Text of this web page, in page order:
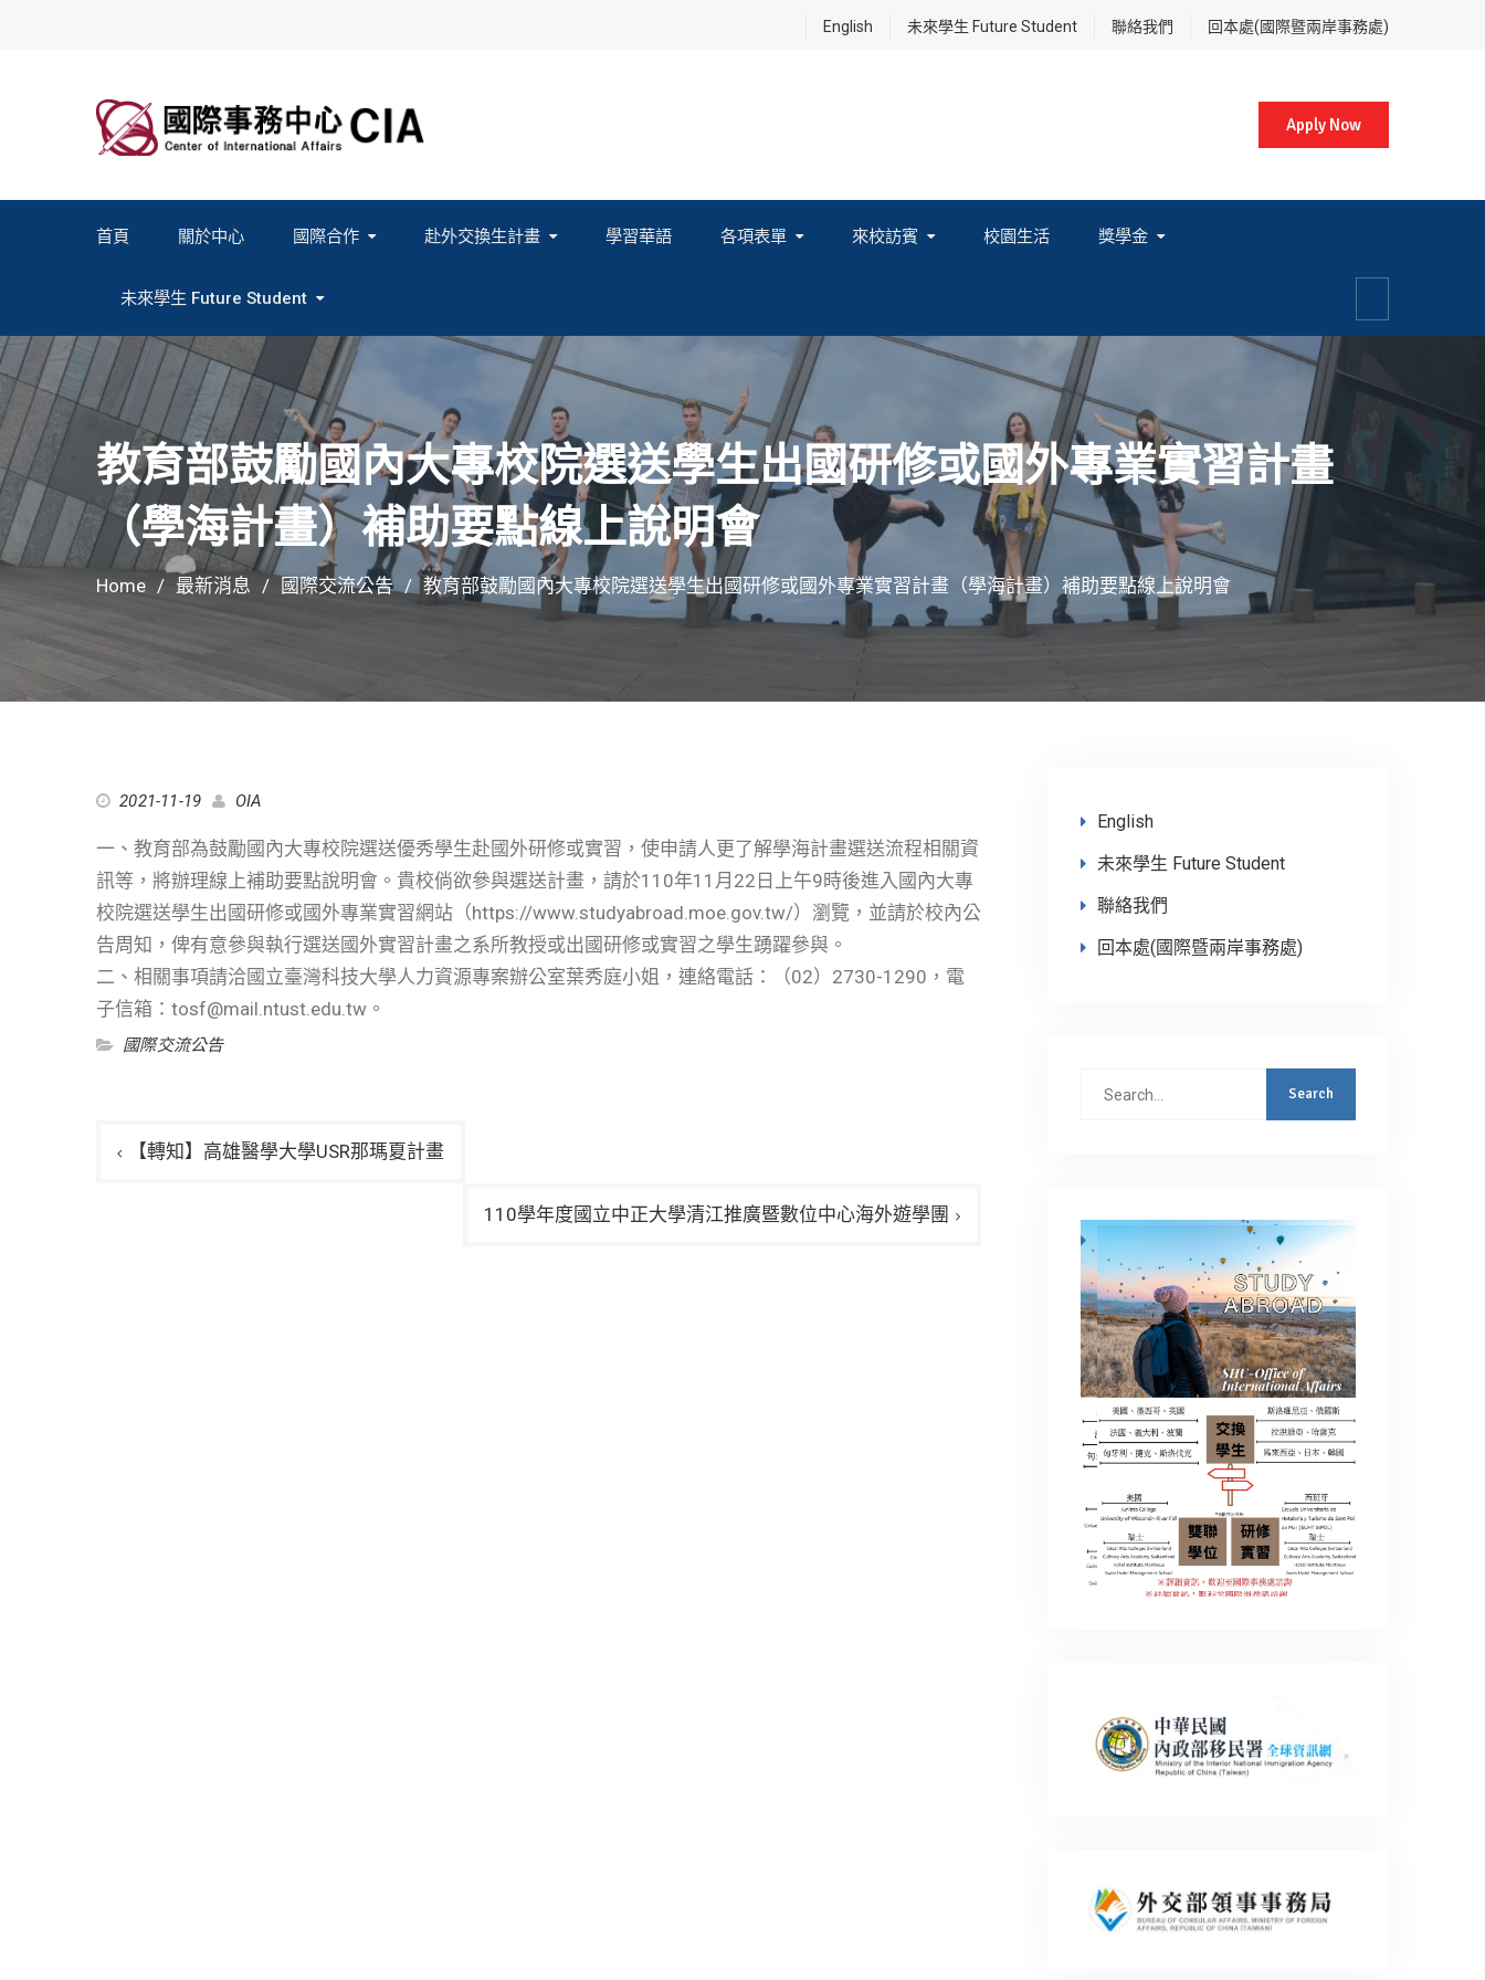
English 未來學生 Future Student 聯絡我們 回本處(國際暨兩岸事務處)
Apply Now
首頁 關於中心 國際合作 赴外交換生計畫 學習華語 各項表單 來校訪賓 校園生活 獎學金
未來學生 Future Student
教育部鼓勵國內大專校院選送學生出國研修或國外專業實習計畫
（學海計畫）補助要點線上說明會
Home 最新消息 國際交流公告 教育部鼓勵國內大專校院選送學生出國研修或國外專業實習計畫（學海計畫）補助要點線上說明會
2021-11-19 OIA
一、教育部為鼓勵國內大專校院選送優秀學生赴國外研修或實習，使申請人更了解學海計畫選送流程相關資
訊等，將辦理線上補助要點說明會。貴校倘欲參與選送計畫，請於110年11月22日上午9時後進入國內大專
校院選送學生出國研修或國外專業實習網站（https://www.studyabroad.moe.gov.tw/）瀏覽，並請於校內公
告周知，俾有意參與執行選送國外實習計畫之系所教授或出國研修或實習之學生踴躍參與。
二、相關事項請洽國立臺灣科技大學人力資源專案辦公室葉秀庭小姐，連絡電話：（02）2730-1290，電
子信箱：tosf@mail.ntust.edu.tw。
國際交流公告
【轉知】高雄醫學大學USR那瑪夏計畫
110學年度國立中正大學清江推廣暨數位中心海外遊學團
English
未來學生 Future Student
聯絡我們
回本處(國際暨兩岸事務處)
Search